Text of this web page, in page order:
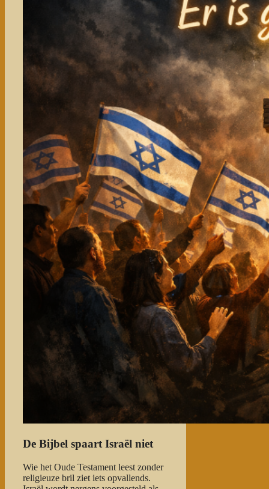
De Bijbel spaart Israël niet
Wie het Oude Testament leest zonder
religieuze bril ziet iets opvallends.